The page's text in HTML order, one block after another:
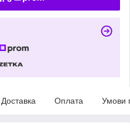
Доставка Оплата Умови